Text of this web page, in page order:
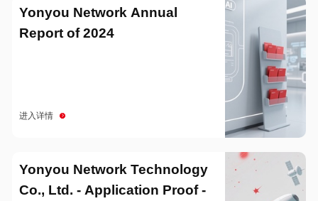
Yonyou Network Annual
Report of 2024
进入详情
Yonyou Network Technology
Co., Ltd. - Application Proof -